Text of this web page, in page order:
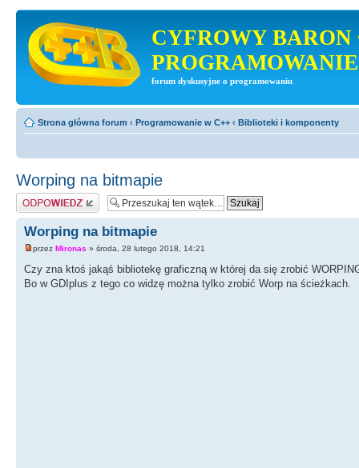
CYFROWY BARON
PROGRAMOWANIE
forum dyskusyjne o programowaniu
Strona główna forum ‹ Programowanie w C++ ‹ Biblioteki i komponenty
Worping na bitmapie
Odpowiedz
Worping na bitmapie
przez Mironas » środa, 28 lutego 2018, 14:21
Czy zna ktoś jakąś bibliotekę graficzną w której da się zrobić
Bo w GDIplus z tego co widzę można tylko zrobić Worp na ścieżkach.